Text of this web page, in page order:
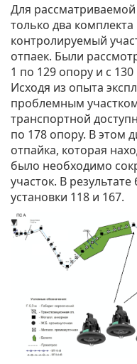
Для
только два
контролируемый
отпаек. Были
1 по 129 опору и с
Исходя из опыта
проблемным
транспортной
по 178 опору. В этом
отпайка, которая
было необходимо
участок. В
установки 118 и 167.